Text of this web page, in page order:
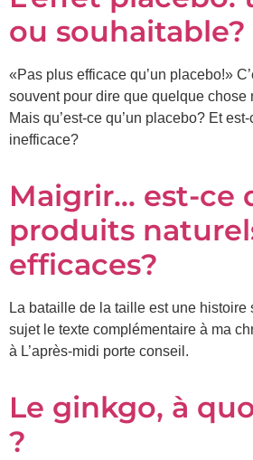
ou souhaitable?
«Pas plus efficace qu’un placebo!»
souvent pour dire que quelque chose
Mais qu’est-ce qu’un placebo? Et
inefficace?
Maigrir… est-ce
produits
efficaces?
La bataille de la taille est une histoire
sujet le texte complémentaire à ma
à L’après-midi porte conseil.
Le ginkgo, à
?
pdf
"BONS
GRAS,
GRAS"
en
vous
incrivant
infolettre.
Prénom
*
*
Vous
désabonner
en